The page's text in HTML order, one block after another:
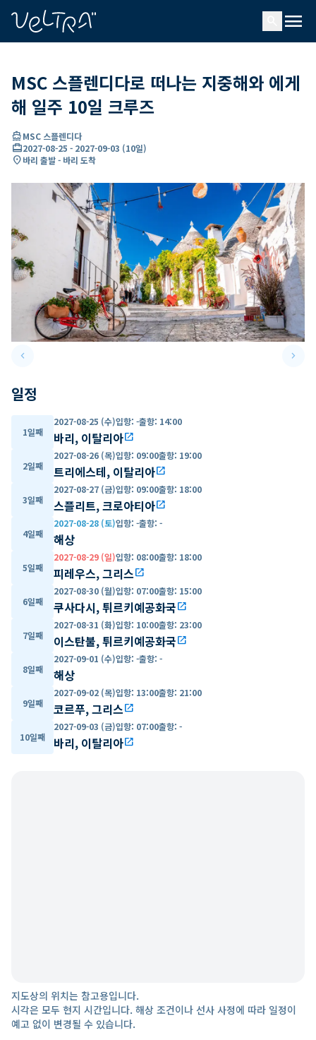
menu
MSC 스플렌디다로 떠나는 지중해와 에게
해 일주 10일 크루즈
directions_boatMSC 스플렌디다
card_travel2027-08-25 - 2027-09-03 (10일)
location_on바리 출발 - 바리 도착
keyboard_arrow_leftPrevious slide keyboard_arrow_right
일정
1일째
2027-08-25 (수)입항: -출항: 14:00
바리, 이탈리아open_in_new
2일째
2027-08-26 (목)입항: 09:00출항: 19:00
트리에스테, 이탈리아open_in_new
3일째
2027-08-27 (금)입항: 09:00출항: 18:00
스플리트, 크로아티아open_in_new
4일째
2027-08-28 (토)입항: -출항: -
해상
5일째
2027-08-29 (일)입항: 08:00출항: 18:00
피레우스, 그리스open_in_new
6일째
2027-08-30 (월)입항: 07:00출항: 15:00
쿠사다시, 튀르키예공화국open_in_new
7일째
2027-08-31 (화)입항: 10:00출항: 23:00
이스탄불, 튀르키예공화국open_in_new
8일째
2027-09-01 (수)입항: -출항: -
해상
9일째
2027-09-02 (목)입항: 13:00출항: 21:00
코르푸, 그리스open_in_new
10일째
2027-09-03 (금)입항: 07:00출항: -
바리, 이탈리아open_in_new
지도상의 위치는 참고용입니다.
시각은 모두 현지 시간입니다. 해상 조건이나 선사 사정에 따라 일정이
예고 없이 변경될 수 있습니다.